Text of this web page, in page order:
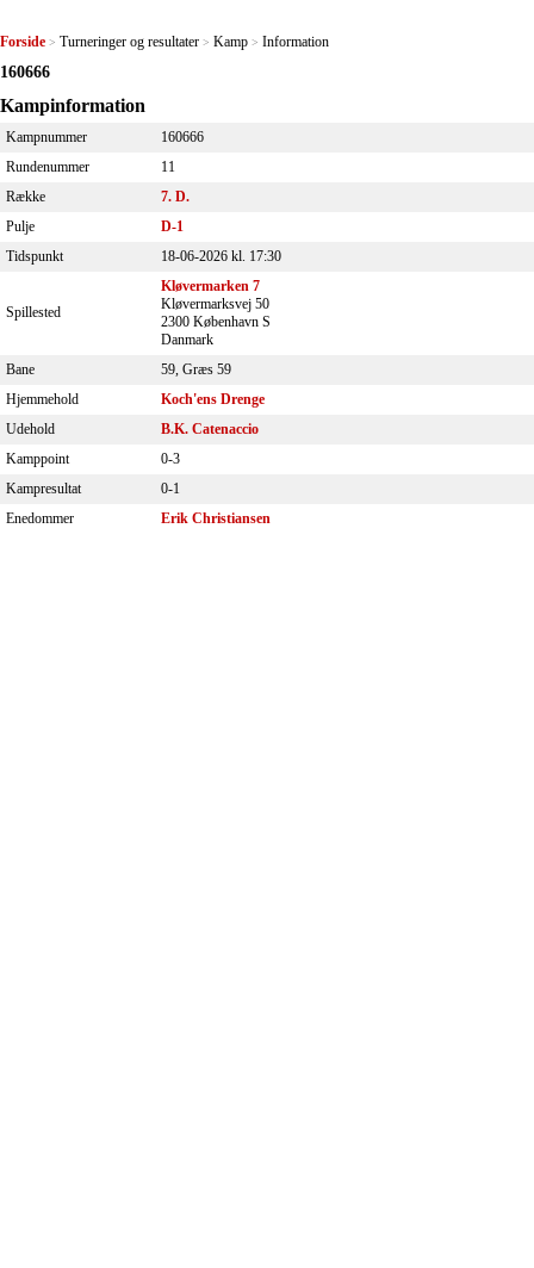
Forside > Turneringer og resultater > Kamp > Information
160666
Kampinformation
Kampnummer
160666
Rundenummer
11
Række
7. D.
Pulje
D-1
Tidspunkt
18-06-2026 kl. 17:30
Spillested
Kløvermarken 7
Kløvermarksvej 50
2300 København S
Danmark
Bane
59, Græs 59
Hjemmehold
Koch'ens Drenge
Udehold
B.K. Catenaccio
Kamppoint
0-3
Kampresultat
0-1
Enedommer
Erik Christiansen